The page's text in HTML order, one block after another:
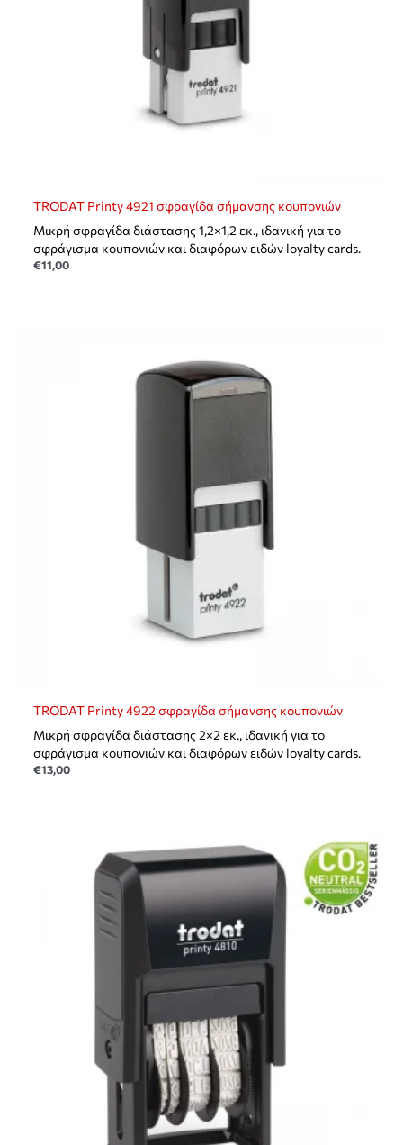
TRODAT Printy 4921 σφραγίδα σήμανσης κουπονιών
Μικρή σφραγίδα διάστασης 1,2×1,2 εκ., ιδανική για το
σφράγισμα κουπονιών και διαφόρων ειδών loyalty cards.
€11,00
TRODAT Printy 4922 σφραγίδα σήμανσης κουπονιών
Μικρή σφραγίδα διάστασης 2×2 εκ., ιδανική για το
σφράγισμα κουπονιών και διαφόρων ειδών loyalty cards.
€13,00